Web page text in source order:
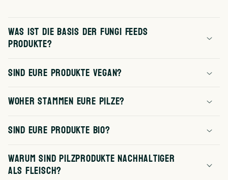
Was ist die Basis der Fungi Feeds
Produkte?
Sind Eure Produkte vegan?
Woher stammen eure Pilze?
Sind eure Produkte Bio?
Warum sind Pilzprodukte nachhaltiger
als Fleisch?